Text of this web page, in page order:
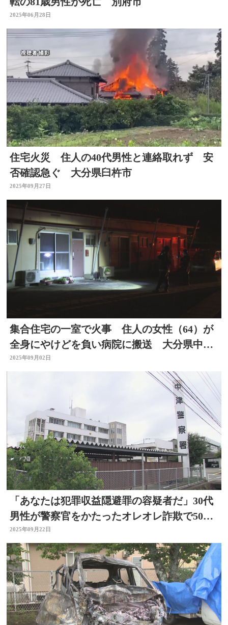
2025年06月28日
住宅火災 住人の40代男性と連絡取れず 安
否確認急ぐ 大分県臼杵市
2025年09月27日
集合住宅の一室で火事 住人の女性（64）が
全身にやけどを負い病院に搬送 大分県中津
市
2025年09月02日
「あなたは犯罪収益隠避罪の容疑者だ」30代
男性が警察官をかたったオレオレ詐欺で50万
円の被害 大分
2025年09月22日